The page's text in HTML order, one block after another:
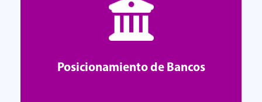
Residential Market Overview
Explorar
Posicionamiento de Bancos